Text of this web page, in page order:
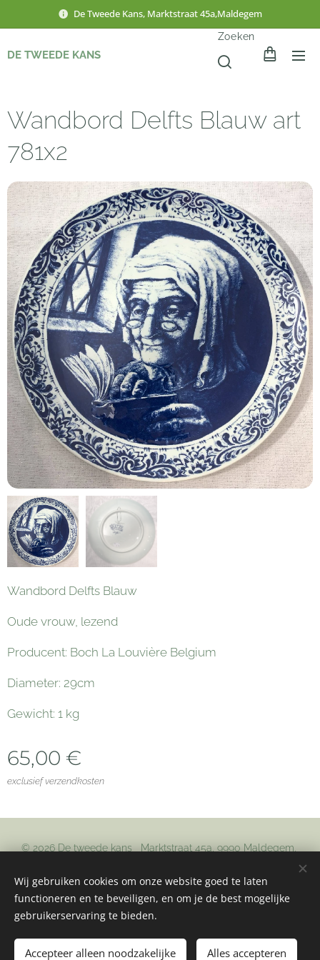
De Tweede Kans, Marktstraat 45a,Maldegem
DE TWEEDE KANS
Zoeken
Wandbord Delfts Blauw art
781x2
Wandbord Delfts Blauw
Oude vrouw, lezend
Producent: Boch La Louvière Belgium
Diameter: 29cm
Gewicht: 1 kg
65,00 €
exclusief verzendkosten
Toevoegen aan de winkelwagen
© 2026 De tweede kans Marktstraat 45a, 9990 Maldegem,
Wij gebruiken cookies om onze website goed te laten
functioneren en te beveiligen, en om je de best mogelijke
gebruikerservaring te bieden.
Accepteer alleen noodzakelijke Alles accepteren